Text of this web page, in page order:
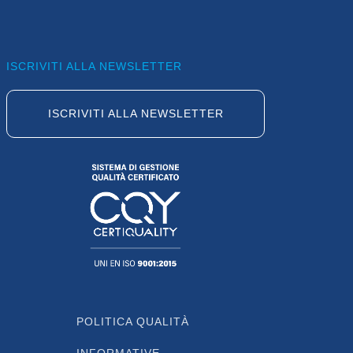
ISCRIVITI ALLA NEWSLETTER
ISCRIVITI ALLA NEWSLETTER
POLITICA QUALITÀ